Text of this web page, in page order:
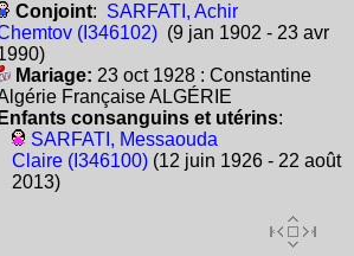
Conjoint: SARFATI, Achir
(I346102)(9 jan 1902 - 23 avr
Mariage: 23 oct 1928 : Constantine
Française ALGÉRIE
Enfants consanguins et utérins:
SARFATI, Messaouda
Claire (I346100)(12 juin 1926 - 22 août
2013)